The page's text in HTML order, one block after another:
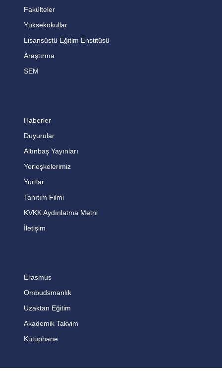
Fakülteler
Yüksekokullar
Lisansüstü Eğitim Enstitüsü
Araştırma
SEM
Haberler
Duyurular
Altınbaş Yayınları
Yerleşkelerimiz
Yurtlar
Tanıtım Filmi
KVKK Aydınlatma Metni
İletişim
Erasmus
Ombudsmanlık
Uzaktan Eğitim
Akademik Takvim
Kütüphane